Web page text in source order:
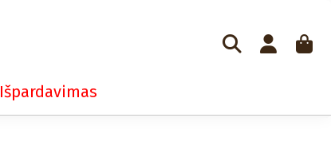
Išpardavimas